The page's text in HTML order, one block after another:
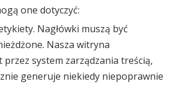
one dotyczyć:
Nagłówki muszą być
Nasza witryna
przez system zarządzania treścią,
generuje niekiedy niepoprawnie